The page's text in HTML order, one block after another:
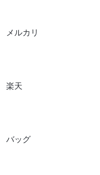
メルカリ
楽天
バッグ